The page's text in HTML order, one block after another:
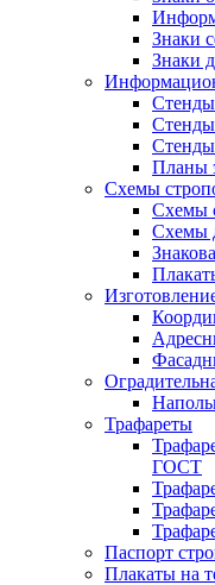
Знаки
Знаки
Стенды
Планы
Схемы
Схемы
Схемы
Трафареты
ГОСТ
Паспорт
Плакаты на